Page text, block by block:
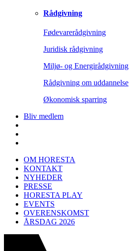
Rådgivning
Fødevarerådgivning
Juridisk rådgivning
Miljø- og Energirådgivning
Rådgivning om uddannelse
Økonomisk sparring
Bliv medlem
OM HORESTA
KONTAKT
NYHEDER
PRESSE
HORESTA PLAY
EVENTS
OVERENSKOMST
ÅRSDAG 2026